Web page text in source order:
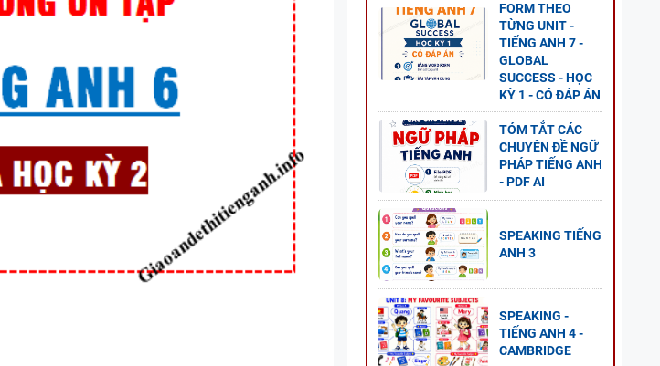
TỪNG UNIT VÀ CÁC CHUYÊN ĐỀ
NGỮ PHÁP - TIẾNG ANH 9 - GLOBAL
BÀI TẬP SẮP XẾP TỪ THÀNH CÂU
VÀ ĐIỀN TỪ VÀO CHỖ TRỐNG -
TIẾNG ANH 7 - HỌC KỲ 1 - GLOBAL
SUCCESS - CÓ ĐÁP ÁN
FORM THEO
TỪNG UNIT -
TIẾNG ANH 7 -
GLOBAL
SUCCESS - HỌC
KỲ 1 - CÓ ĐÁP ÁN
TÓM TẮT CÁC
CHUYÊN ĐỀ NGỮ
PHÁP TIẾNG ANH
- PDF AI
SPEAKING TIẾNG
ANH 3
SPEAKING -
TIẾNG ANH 4 -
CAMBRIDGE